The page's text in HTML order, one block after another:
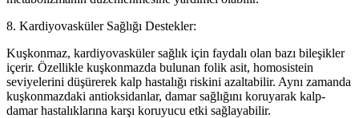
8. Kardiyovasküler Sağlığı Destekler:
Kuşkonmaz, kardiyovasküler sağlık için faydalı olan bazı bileşikler
içerir. Özellikle kuşkonmazda bulunan folik asit, homosistein
seviyelerini düşürerek kalp hastalığı riskini azaltabilir. Aynı zamanda
kuşkonmazdaki antioksidanlar, damar sağlığını koruyarak kalp-
damar hastalıklarına karşı koruyucu etki sağlayabilir.